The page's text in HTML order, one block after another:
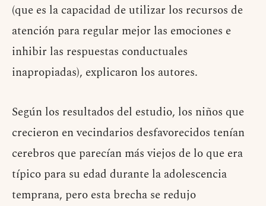
(que es la capacidad de utilizar los recursos de
atención para regular mejor las emociones e
inhibir las respuestas conductuales
inapropiadas), explicaron los autores.
Según los resultados del estudio, los niños que
crecieron en vecindarios desfavorecidos tenían
cerebros que parecían más viejos de lo que era
típico para su edad durante la adolescencia
temprana, pero esta brecha se redujo